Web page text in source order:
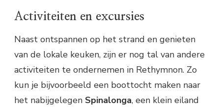
Activiteiten en excursies
Naast ontspannen op het strand en genieten
van de lokale keuken, zijn er nog tal van andere
activiteiten te ondernemen in Rethymnon. Zo
kun je bijvoorbeeld een boottocht maken naar
het nabijgelegen Spinalonga, een klein eiland